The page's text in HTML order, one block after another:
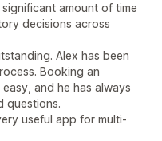
amount of time
decisions across
Alex has been
Booking an
and he has always
questions.
useful app for multi-